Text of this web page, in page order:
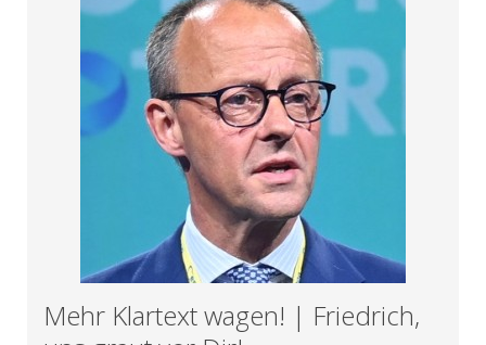
Mehr Klartext wagen! | Friedrich,